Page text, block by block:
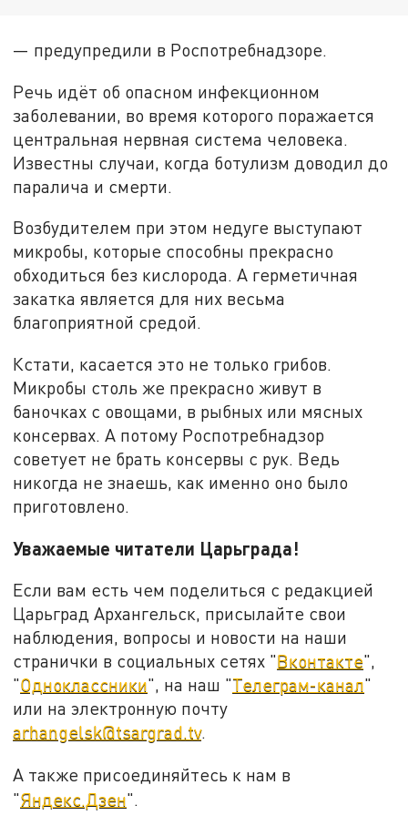
— предупредили в Роспотребнадзоре.
Речь идёт об опасном инфекционном
заболевании, во время которого поражается
центральная нервная система человека.
Известны случаи, когда ботулизм доводил до
паралича и смерти.
Возбудителем при этом недуге выступают
микробы, которые способны прекрасно
обходиться без кислорода. А герметичная
закатка является для них весьма
благоприятной средой.
Кстати, касается это не только грибов.
Микробы столь же прекрасно живут в
баночках с овощами, в рыбных или мясных
консервах. А потому Роспотребнадзор
советует не брать консервы с рук. Ведь
никогда не знаешь, как именно оно было
приготовлено.
Уважаемые читатели Царьграда!
Если вам есть чем поделиться с редакцией
Царьград Архангельск, присылайте свои
наблюдения, вопросы и новости на наши
странички в социальных сетях "Вконтакте",
"Одноклассники", на наш "Телеграм-канал"
или на электронную почту
arhangelsk@tsargrad.tv.
А также присоединяйтесь к нам в
"Яндекс.Дзен".